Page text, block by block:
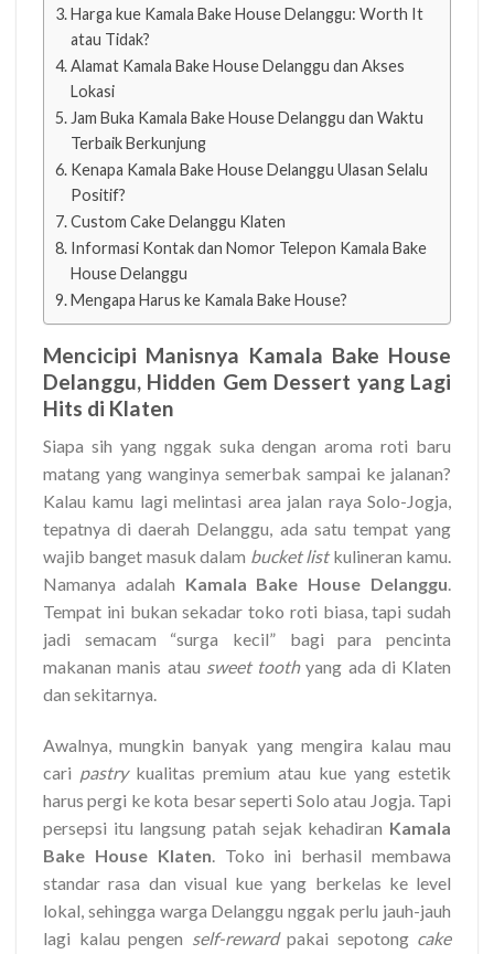
Harga kue Kamala Bake House Delanggu: Worth It
atau Tidak?
Alamat Kamala Bake House Delanggu dan Akses
Lokasi
Jam Buka Kamala Bake House Delanggu dan Waktu
Terbaik Berkunjung
Kenapa Kamala Bake House Delanggu Ulasan Selalu
Positif?
Custom Cake Delanggu Klaten
Informasi Kontak dan Nomor Telepon Kamala Bake
House Delanggu
Mengapa Harus ke Kamala Bake House?
Mencicipi Manisnya Kamala Bake House
Delanggu, Hidden Gem Dessert yang Lagi
Hits di Klaten
Siapa sih yang nggak suka dengan aroma roti baru
matang yang wanginya semerbak sampai ke jalanan?
Kalau kamu lagi melintasi area jalan raya Solo-Jogja,
tepatnya di daerah Delanggu, ada satu tempat yang
wajib banget masuk dalam bucket listkulineran kamu.
Namanya adalah Kamala Bake House Delanggu.
Tempat ini bukan sekadar toko roti biasa, tapi sudah
jadi semacam “surga kecil” bagi para pencinta
makanan manis atau sweet toothyang ada di Klaten
dan sekitarnya.
Awalnya, mungkin banyak yang mengira kalau mau
cari pastrykualitas premium atau kue yang estetik
harus pergi ke kota besar seperti Solo atau Jogja. Tapi
persepsi itu langsung patah sejak kehadiran Kamala
Bake House Klaten. Toko ini berhasil membawa
standar rasa dan visual kue yang berkelas ke level
lokal, sehingga warga Delanggu nggak perlu jauh-jauh
lagi kalau pengen self-rewardpakai sepotong cake